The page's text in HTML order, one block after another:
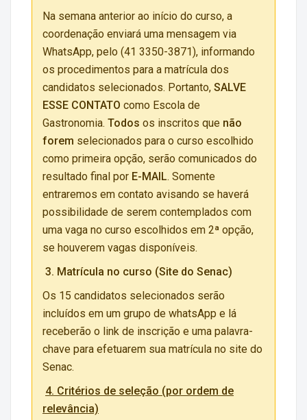
Na semana anterior ao início do curso, a
coordenação enviará uma mensagem via
WhatsApp, pelo (41 3350-3871), informando
os procedimentos para a matrícula dos
candidatos selecionados. Portanto, SALVE
ESSE CONTATO como Escola de
Gastronomia. Todos os inscritos que não
forem selecionados para o curso escolhido
como primeira opção, serão comunicados do
resultado final por E-MAIL. Somente
entraremos em contato avisando se haverá
possibilidade de serem contemplados com
uma vaga no curso escolhidos em 2ª opção,
se houverem vagas disponíveis.
3. Matrícula no curso (Site do Senac)
Os 15 candidatos selecionados serão
incluídos em um grupo de whatsApp e lá
receberão o link de inscrição e uma palavra-
chave para efetuarem sua matrícula no site do
Senac.
4. Critérios de seleção (por ordem de
relevância)